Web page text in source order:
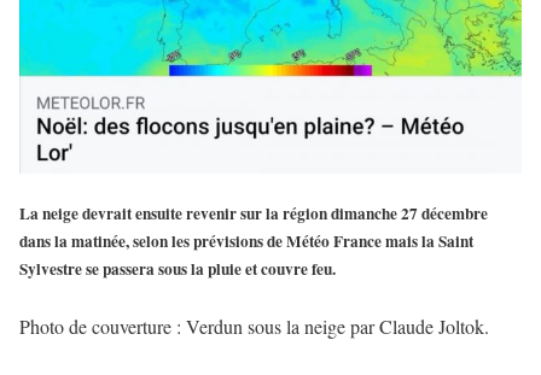
La neige devrait ensuite revenir sur la région dimanche 27 décembre
dans la matinée, selon les prévisions de Météo France mais la Saint
Sylvestre se passera sous la pluie et couvre feu.
Photo de couverture : Verdun sous la neige par Claude Joltok.